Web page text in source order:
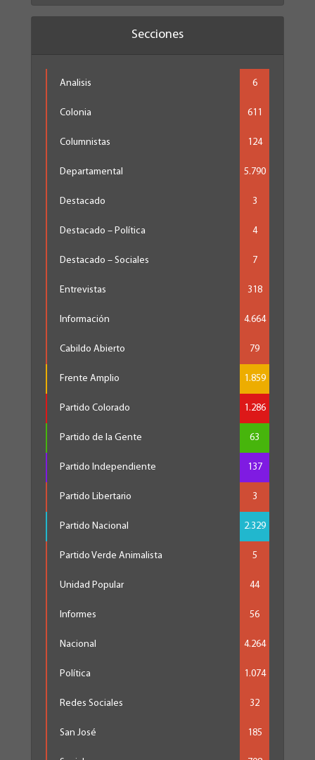
Secciones
Analisis 6
Colonia 611
Columnistas 124
Departamental 5.790
Destacado 3
Destacado – Política 4
Destacado – Sociales 7
Entrevistas 318
Información 4.664
Cabildo Abierto 79
Frente Amplio 1.859
Partido Colorado 1.286
Partido de la Gente 63
Partido Independiente 137
Partido Libertario 3
Partido Nacional 2.329
Partido Verde Animalista 5
Unidad Popular 44
Informes 56
Nacional 4.264
Política 1.074
Redes Sociales 32
San José 185